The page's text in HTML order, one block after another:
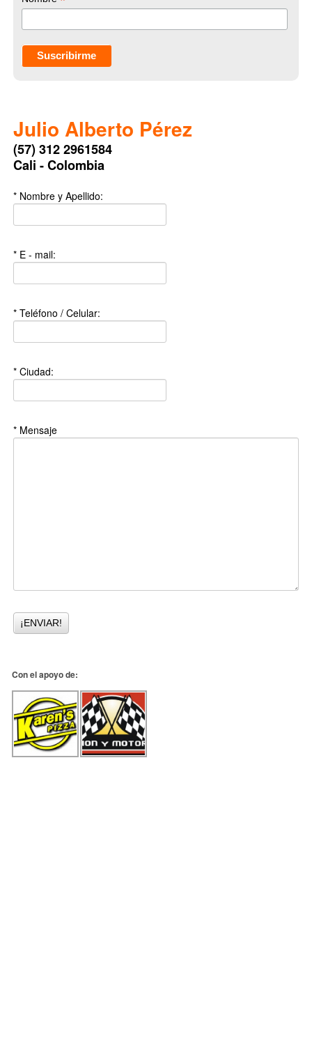
Julio Alberto Pérez
(57) 312 2961584
Cali - Colombia
* Nombre y Apellido:
* E - mail:
* Teléfono / Celular:
* Ciudad:
* Mensaje
Con el apoyo de: